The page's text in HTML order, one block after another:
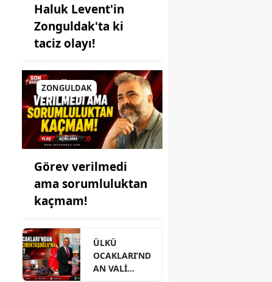
Haluk Levent'in
Zonguldak'ta ki
taciz olayı!
ZONGULDAK
Görev verilmedi
ama sorumluluktan
kaçmam!
ÜLKÜ
OCAKLARI’ND
AN VALİ